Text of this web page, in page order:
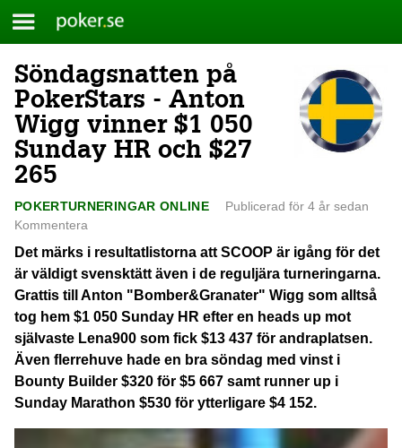
Skip
to
content
Meny
Poker.se
Söndagsnatten på
PokerStars - Anton
Wigg vinner $1 050
Sunday HR och $27
265
POKERTURNERINGAR ONLINE
Publicerad för 4 år sedan
Kommentera
Det märks i resultatlistorna att SCOOP är igång för det
är väldigt svensktätt även i de reguljära turneringarna.
Grattis till Anton "Bomber&Granater" Wigg som alltså
tog hem $1 050 Sunday HR efter en heads up mot
självaste Lena900 som fick $13 437 för andraplatsen.
Även flerrehuve hade en bra söndag med vinst i
Bounty Builder $320 för $5 667 samt runner up i
Sunday Marathon $530 för ytterligare $4 152.